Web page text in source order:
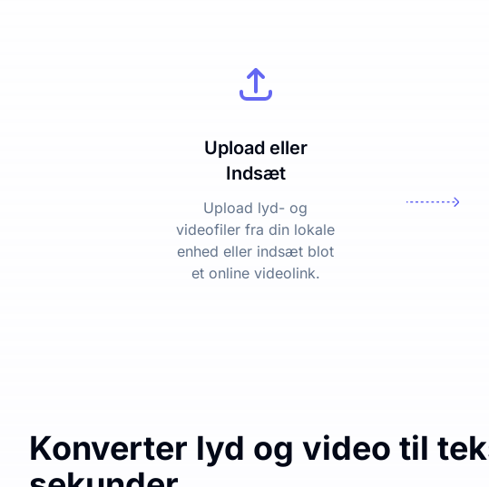
Upload eller
Indsæt
Upload lyd- og
videofiler fra din lokale
enhed eller indsæt blot
et online videolink.
Konverter lyd og video til